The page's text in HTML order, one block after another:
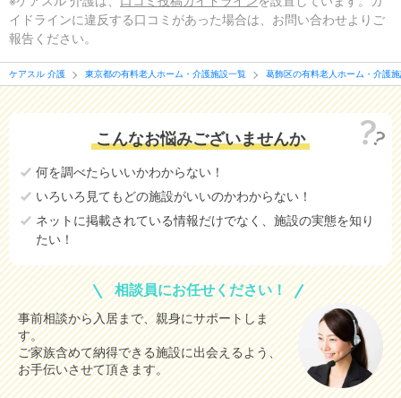
イドラインに違反する口コミがあった場合は、お問い合わせよりご
報告ください。
ケアスル 介護 東京都の有料老人ホーム・介護施設一覧 葛飾区の有料老人ホーム・介護
こんなお悩みございませんか
何を調べたらいいかわからない！
いろいろ見てもどの施設がいいのかわからない！
ネットに掲載されている情報だけでなく、施設の実態を知り
たい！
相談員にお任せください！
事前相談から入居まで、親身にサポートしま
す。
ご家族含めて納得できる施設に出会えるよう、
お手伝いさせて頂きます。